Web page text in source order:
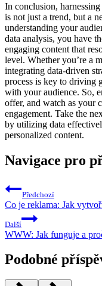
In conclusion,
is not just a trend, but a
understanding your
data analysis, you have
engaging content that
level. Whether you’re a
integrating data-driven
process is key to driving
with your audience. So,
offer, and watch as your
engagement. Take the
by utilizing data
personalized content.
Navigace pro
Předchozí
Co je reklama: Jak
Další
WWW: Jak funguje a
Podobné